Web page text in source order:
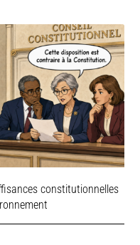
constitutionnelles